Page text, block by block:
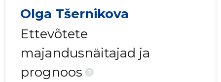
Olga Tšernikova
Ettevõtete
majandusnäitajad ja
prognoos
?